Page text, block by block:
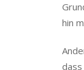
hin